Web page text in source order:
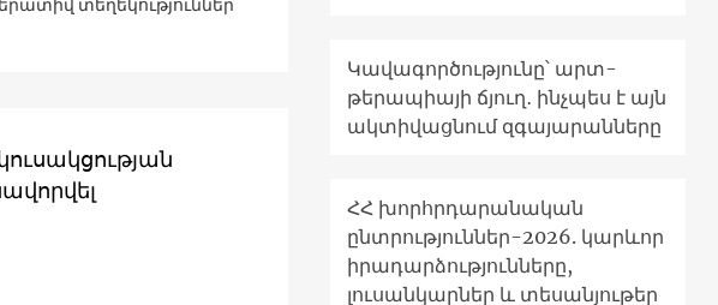
տեղեկություններ
Կավագործությունը՝ արտ-
թերապիայի ճյուղ․ ինչպես է այն
ակտիվացնում զգայարանները
ՀՀ խորհրդարանական
ընտրություններ-2026. կարևոր
իրադարձությունները,
լուսանկարներ և տեսանյութեր